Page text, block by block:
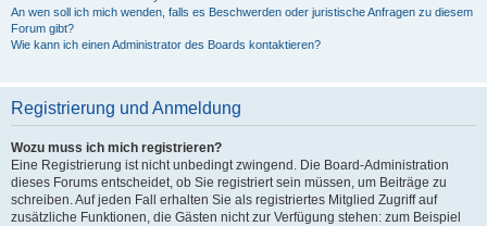
An wen soll ich mich wenden, falls es Beschwerden oder juristische Anfragen zu diesem
Forum gibt?
Wie kann ich einen Administrator des Boards kontaktieren?
Registrierung und Anmeldung
Wozu muss ich mich registrieren?
Eine Registrierung ist nicht unbedingt zwingend. Die Board-Administration
dieses Forums entscheidet, ob Sie registriert sein müssen, um Beiträge zu
schreiben. Auf jeden Fall erhalten Sie als registriertes Mitglied Zugriff auf
zusätzliche Funktionen, die Gästen nicht zur Verfügung stehen: zum Beispiel